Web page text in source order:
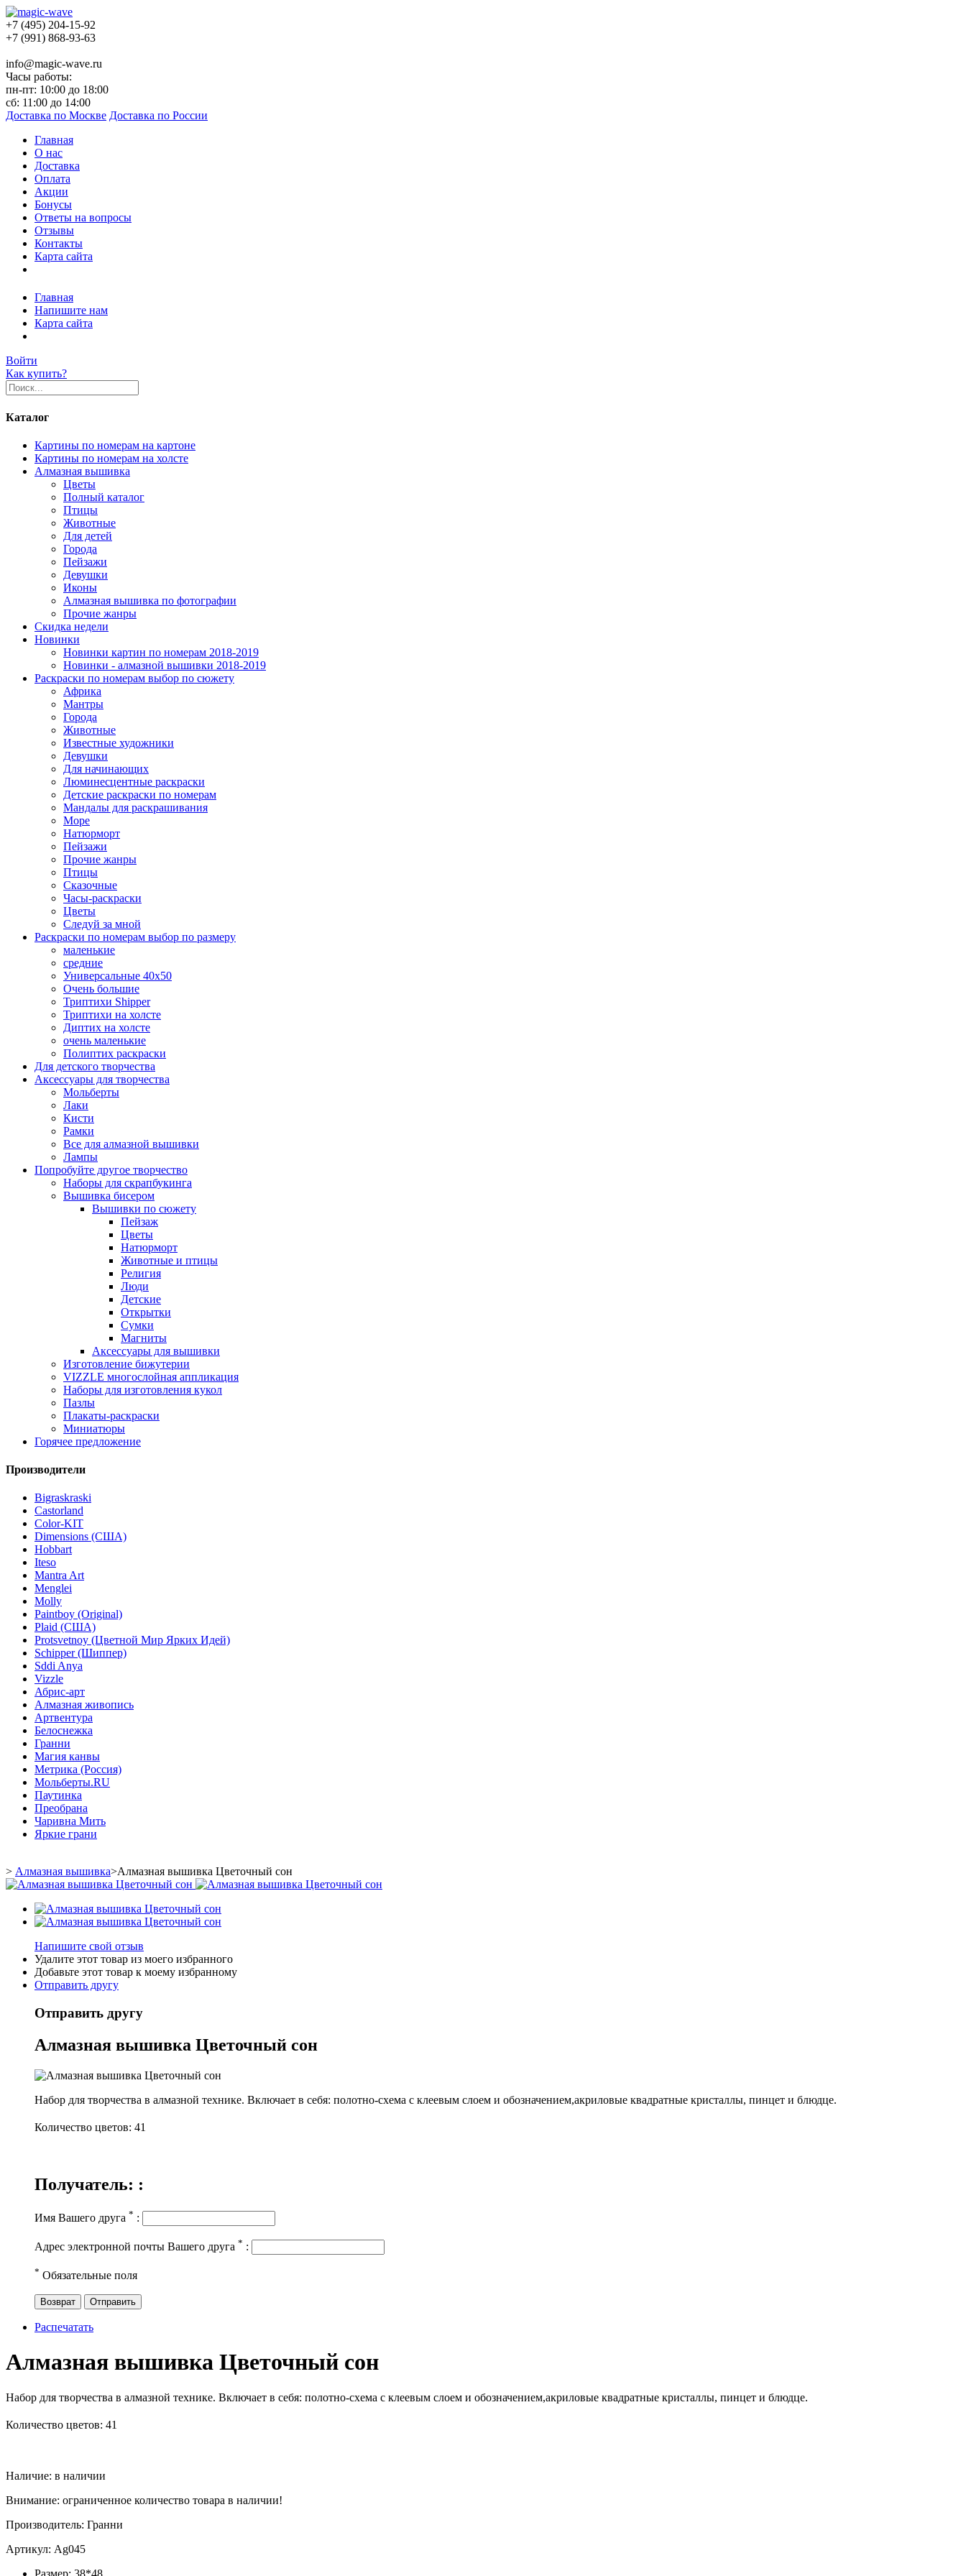
+7 (495) 204-15-92
+7 (991) 868-93-63
info@magic-wave.ru
Часы работы:
пн-пт: 10:00 до 18:00
сб: 11:00 до 14:00
Доставка по Москве Доставка по России
Главная
О нас
Доставка
Оплата
Акции
Бонусы
Ответы на вопросы
Отзывы
Контакты
Карта сайта
Главная
Напишите нам
Карта сайта
Войти
Как купить?
Каталог
Картины по номерам на картоне
Картины по номерам на холсте
Алмазная вышивка
Цветы
Полный каталог
Птицы
Животные
Для детей
Города
Пейзажи
Девушки
Иконы
Алмазная вышивка по фотографии
Прочие жанры
Скидка недели
Новинки
Новинки картин по номерам 2018-2019
Новинки - алмазной вышивки 2018-2019
Раскраски по номерам выбор по сюжету
Африка
Мантры
Города
Животные
Известные художники
Девушки
Для начинающих
Люминесцентные раскраски
Детские раскраски по номерам
Мандалы для раскрашивания
Море
Натюрморт
Пейзажи
Прочие жанры
Птицы
Сказочные
Часы-раскраски
Цветы
Следуй за мной
Раскраски по номерам выбор по размеру
маленькие
средние
Универсальные 40х50
Очень большие
Триптихи Shipper
Триптихи на холсте
Диптих на холсте
очень маленькие
Полиптих раскраски
Для детского творчества
Аксессуары для творчества
Мольберты
Лаки
Кисти
Рамки
Все для алмазной вышивки
Лампы
Попробуйте другое творчество
Наборы для скрапбукинга
Вышивка бисером
Вышивки по сюжету
Пейзаж
Цветы
Натюрморт
Животные и птицы
Религия
Люди
Детские
Открытки
Сумки
Магниты
Аксессуары для вышивки
Изготовление бижутерии
VIZZLE многослойная аппликация
Наборы для изготовления кукол
Пазлы
Плакаты-раскраски
Миниатюры
Горячее предложение
Производители
Bigraskraski
Castorland
Color-KIT
Dimensions (США)
Hobbart
Iteso
Mantra Art
Menglei
Molly
Paintboy (Original)
Plaid (США)
Protsvetnoy (Цветной Мир Ярких Идей)
Schipper (Шиппер)
Sddi Anya
Vizzle
Абрис-арт
Алмазная живопись
Артвентура
Белоснежка
Гранни
Магия канвы
Метрика (Россия)
Мольберты.RU
Паутинка
Преобрана
Чаривна Мить
Яркие грани
> Алмазная вышивка>Алмазная вышивка Цветочный сон
Напишите свой отзыв
Удалите этот товар из моего избранного
Добавьте этот товар к моему избранному
Отправить другу
Отправить другу
Алмазная вышивка Цветочный сон
Набор для творчества в алмазной технике. Включает в себя: полотно-схема с клеевым слоем и обозначением,акриловые квадратные кристаллы, пинцет и блюдце.
Количество цветов: 41
Получатель: :
Имя Вашего друга * :
Адрес электронной почты Вашего друга * :
* Обязательные поля
Возврат Отправить
Распечатать
Алмазная вышивка Цветочный сон
Набор для творчества в алмазной технике. Включает в себя: полотно-схема с клеевым слоем и обозначением,акриловые квадратные кристаллы, пинцет и блюдце.
Количество цветов: 41
Наличие: в наличии
Внимание: ограниченное количество товара в наличии!
Производитель: Гранни
Артикул: Ag045
Размер: 38*48